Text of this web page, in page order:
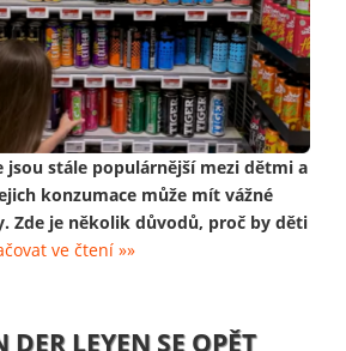
jsou stále populárnější mezi dětmi a
konzumace může mít vážné
Zde je několik důvodů, proč by děti
ve čtení »»
LEYEN SE OPĚT